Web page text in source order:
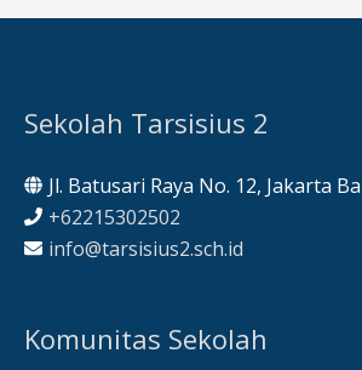
2
Sekolah Tarsisius 2
Jl. Batusari Raya No. 12, Jakarta
+62215302502
info@tarsisius2.sch.id
Komunitas Sekolah